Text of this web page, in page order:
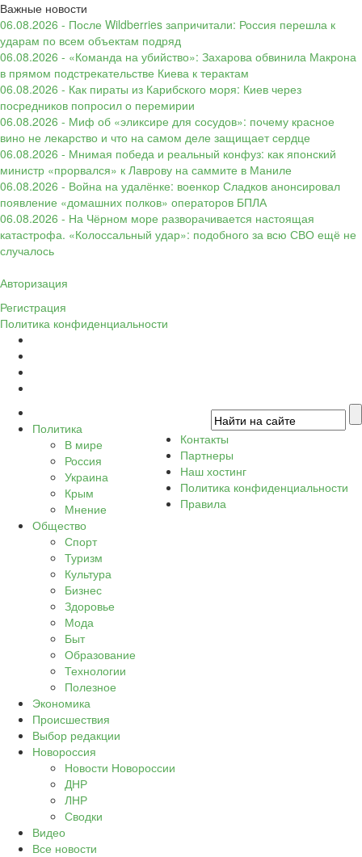
Важные новости
06.08.2026 - После Wildberries запричитали: Россия перешла к
ударам по всем объектам подряд
06.08.2026 - «Команда на убийство»: Захарова обвинила Макрона
в прямом подстрекательстве Киева к терактам
06.08.2026 - Как пираты из Карибского моря: Киев через
посредников попросил о перемирии
06.08.2026 - Миф об «эликсире для сосудов»: почему красное
вино не лекарство и что на самом деле защищает сердце
06.08.2026 - Мнимая победа и реальный конфуз: как японский
министр «прорвался» к Лаврову на саммите в Маниле
06.08.2026 - Война на удалёнке: военкор Сладков анонсировал
появление «домашних полков» операторов БПЛА
06.08.2026 - На Чёрном море разворачивается настоящая
катастрофа. «Колоссальный удар»: подобного за всю СВО ещё не
случалось
Авторизация
Регистрация
Политика конфиденциальности
Политика
В мире
Россия
Украина
Крым
Мнение
Общество
Спорт
Туризм
Культура
Бизнес
Здоровье
Мода
Быт
Образование
Технологии
Полезное
Экономика
Происшествия
Выбор редакции
Новороссия
Новости Новороссии
ДНР
ЛНР
Сводки
Видео
Все новости
Контакты
Партнеры
Наш хостинг
Политика конфиденциальности
Правила